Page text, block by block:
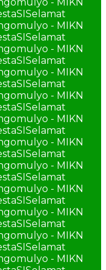
Selamat
- MIKN
Selamat
- MIKN
Selamat
- MIKN
Selamat
- MIKN
Selamat
- MIKN
Selamat
- MIKN
Selamat
- MIKN
Selamat
- MIKN
Selamat
- MIKN
Selamat
- MIKN
Selamat
- MIKN